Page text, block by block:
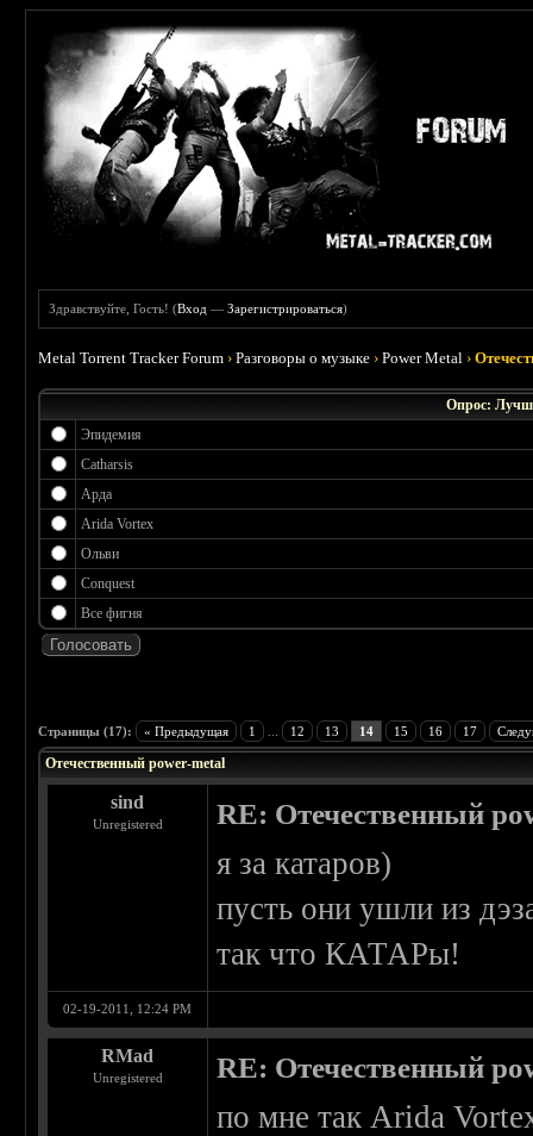
Здравствуйте, Гость! (Вход —Зарегистрироваться)
Metal Torrent Tracker Forum ›Разговоры о музыке ›Power Metal ›
Опрос:
Эпидемия
Catharsis
Арда
Arida Vortex
Ольви
Conquest
Все фигня
Страницы (17): « Предыдущая 1 12 13 14 15 16 17
Отечественный power-metal
sind
Unregistered RE: Отечественный
я за катаров)
пусть они ушли из
так что КАТАРы!
02-19-2011, 12:24 PM
RMad
Unregistered RE: Отечественный
по мне так Arida